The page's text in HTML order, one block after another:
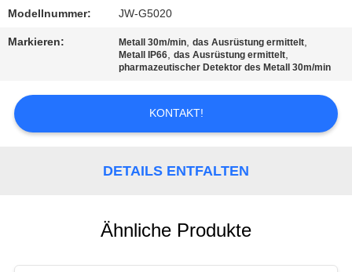
POLICY
Modellnummer: JW-G5020
Markieren: Metall 30m/min,das Ausrüstung ermittelt,
Metall IP66,das Ausrüstung ermittelt,
pharmazeutischer Detektor des Metall 30m/min
KONTAKT!
DETAILS ENTFALTEN
Ähnliche Produkte